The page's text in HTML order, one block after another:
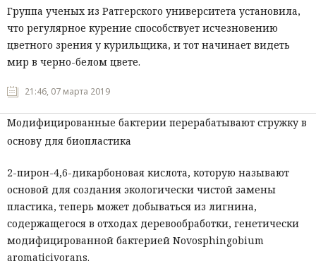
Группа ученых из Ратгерского университета установила,
что регулярное курение способствует исчезновению
цветного зрения у курильщика, и тот начинает видеть
мир в черно-белом цвете.
21:46, 07 марта 2019
Модифицированные бактерии перерабатывают стружку в
основу для биопластика
2-пирон-4,6-дикарбоновая кислота, которую называют
основой для создания экологически чистой замены
пластика, теперь может добываться из лигнина,
содержащегося в отходах деревообработки, генетически
модифицированной бактерией Novosphingobium
aromaticivorans.